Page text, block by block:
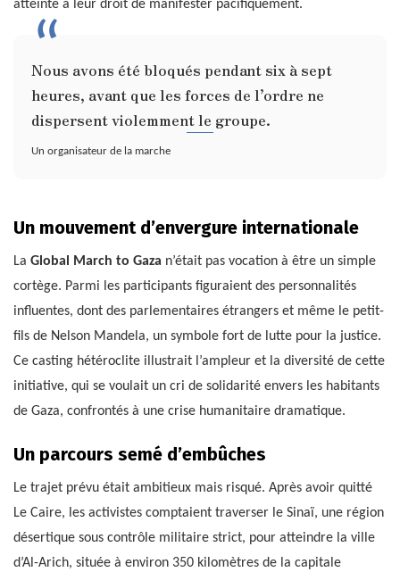
atteinte à leur droit de manifester pacifiquement.
Nous avons été bloqués pendant six à sept
heures, avant que les forces de l’ordre ne
dispersent violemment le groupe.
Un organisateur de la marche
Un mouvement d’envergure internationale
La Global March to Gaza n’était pas vocation à être un simple
cortège. Parmi les participants figuraient des personnalités
influentes, dont des parlementaires étrangers et même le petit-
fils de Nelson Mandela, un symbole fort de lutte pour la justice.
Ce casting hétéroclite illustrait l’ampleur et la diversité de cette
initiative, qui se voulait un cri de solidarité envers les habitants
de Gaza, confrontés à une crise humanitaire dramatique.
Un parcours semé d’embûches
Le trajet prévu était ambitieux mais risqué. Après avoir quitté
Le Caire, les activistes comptaient traverser le Sinaï, une région
désertique sous contrôle militaire strict, pour atteindre la ville
d’Al-Arich, située à environ 350 kilomètres de la capitale